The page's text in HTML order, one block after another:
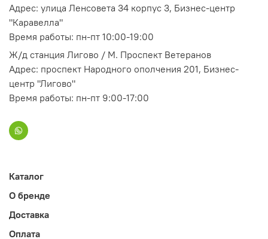
Адрес: улица Ленсовета 34 корпус 3, Бизнес-центр
"Каравелла"
Время работы: пн-пт 10:00-19:00
Ж/д станция Лигово / М. Проспект Ветеранов
Адрес: проспект Народного ополчения 201, Бизнес-
центр "Лигово"
Время работы: пн-пт 9:00-17:00
Каталог
О бренде
Доставка
Оплата